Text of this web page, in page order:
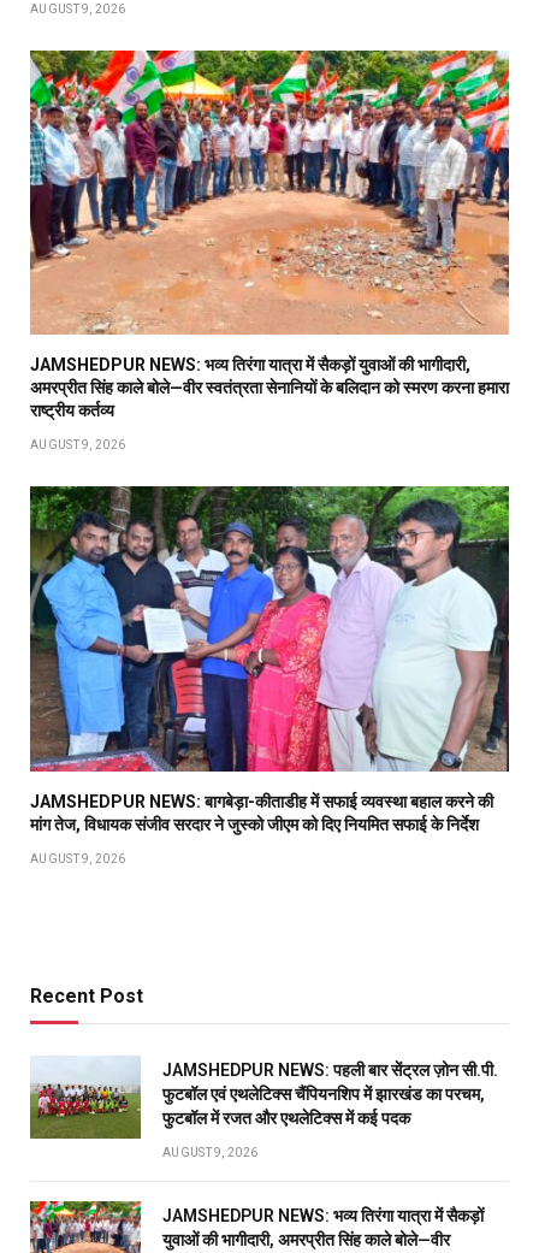
AUGUST 9, 2026
JAMSHEDPUR NEWS: भव्य तिरंगा यात्रा में सैकड़ों युवाओं की भागीदारी,
अमरप्रीत सिंह काले बोले—वीर स्वतंत्रता सेनानियों के बलिदान को स्मरण करना हमारा
राष्ट्रीय कर्तव्य
AUGUST 9, 2026
JAMSHEDPUR NEWS: बागबेड़ा-कीताडीह में सफाई व्यवस्था बहाल करने की
मांग तेज, विधायक संजीव सरदार ने जुस्को जीएम को दिए नियमित सफाई के निर्देश
AUGUST 9, 2026
Recent Post
JAMSHEDPUR NEWS: पहली बार सेंट्रल ज़ोन सी.पी.
फुटबॉल एवं एथलेटिक्स चैंपियनशिप में झारखंड का परचम,
फुटबॉल में रजत और एथलेटिक्स में कई पदक
AUGUST 9, 2026
JAMSHEDPUR NEWS: भव्य तिरंगा यात्रा में सैकड़ों
युवाओं की भागीदारी, अमरप्रीत सिंह काले बोले—वीर